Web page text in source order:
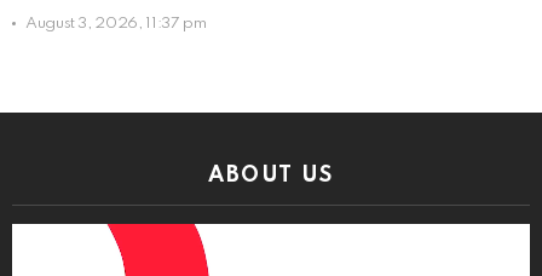
August 3, 2026, 11:37 pm
ABOUT US